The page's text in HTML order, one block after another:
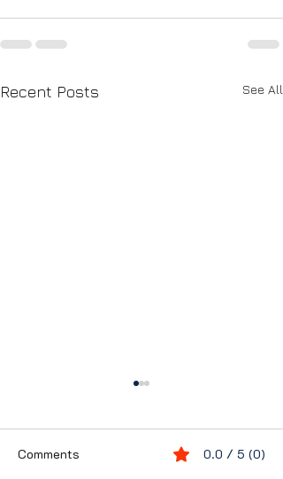
Recent Posts See All
Comments 0.0 / 5 (0)